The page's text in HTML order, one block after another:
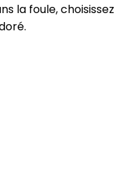
la foule, choisissez